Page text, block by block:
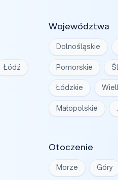
Łódź
Województwa
Dolnośląskie
Pomorskie
Łódzkie
Małopolskie
Otoczenie
Morze Góry